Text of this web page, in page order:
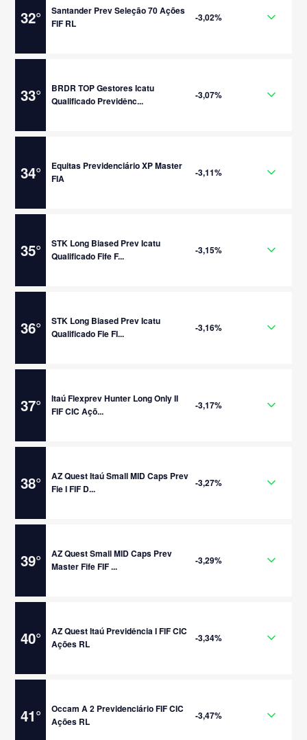
32°
Santander Prev Seleção 70 Ações
FIF RL
-3,02%
33°
BRDR TOP Gestores Icatu
Qualificado Previdênc...
-3,07%
34°
Equitas Previdenciário XP Master
FIA
-3,11%
35°
STK Long Biased Prev Icatu
Qualificado Fife F...
-3,15%
36°
STK Long Biased Prev Icatu
Qualificado Fie FI...
-3,16%
37°
Itaú Flexprev Hunter Long Only II
FIF CIC Açõ...
-3,17%
38°
AZ Quest Itaú Small MID Caps Prev
Fie I FIF D...
-3,27%
39°
AZ Quest Small MID Caps Prev
Master Fife FIF ...
-3,29%
40°
AZ Quest Itaú Previdência I FIF CIC
Ações RL
-3,34%
41°
Occam A 2 Previdenciário FIF CIC
Ações RL
-3,47%